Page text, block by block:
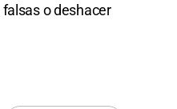
o deshacer